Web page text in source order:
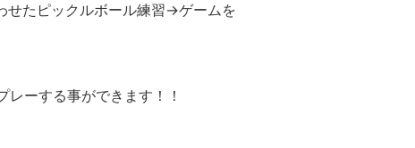
たピックルボール練習→ゲームを
ーする事ができます！！